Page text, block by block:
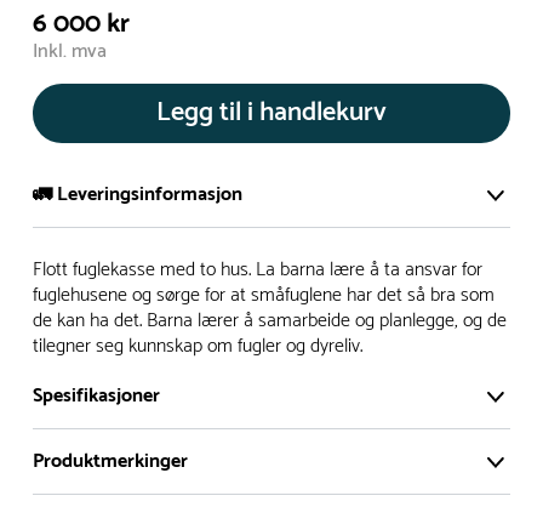
6 000 kr
Inkl. mva
Legg til i handlekurv
🚛 Leveringsinformasjon
De aller fleste av våre lekeapparat produseres på bestilling.
Leveringstid på bestillingsvarer vil være 8+ uker.
I høysesong må lengre leveringstid påregnes.
Rask levering
Hos oss finner du flere produkter merket ‘Rask Levering’.
Dette er produkter som normalt sett er bestillingsvarer,
Flott fuglekasse med to hus. La barna lære å ta ansvar for
fuglehusene og sørge for at småfuglene har det så bra som
de kan ha det. Barna lærer å samarbeide og planlegge, og de
tilegner seg kunnskap om fugler og dyreliv.
Spesifikasjoner
Produktmerkinger